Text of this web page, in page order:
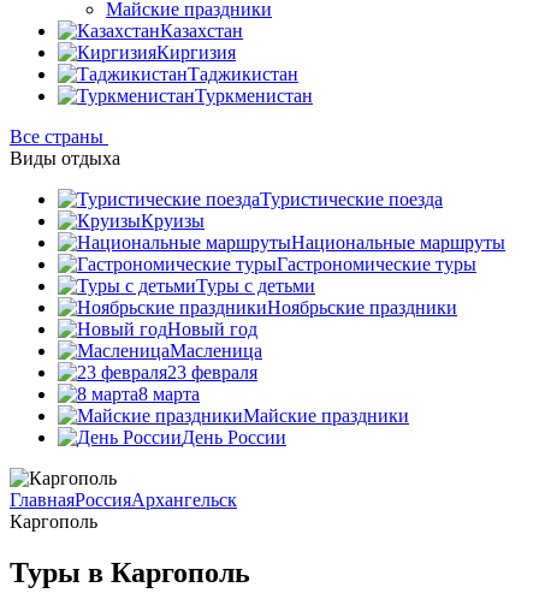
Майские праздники
Казахстан
Киргизия
Таджикистан
Туркменистан
Все страны
Виды отдыха
Туристические поезда
Круизы
Национальные маршруты
Гастрономические туры
Туры с детьми
Ноябрьские праздники
Новый год
Масленица
23 февраля
8 марта
Майские праздники
День России
ГлавнаяРоссияАрхангельск
Каргополь
Туры в Каргополь